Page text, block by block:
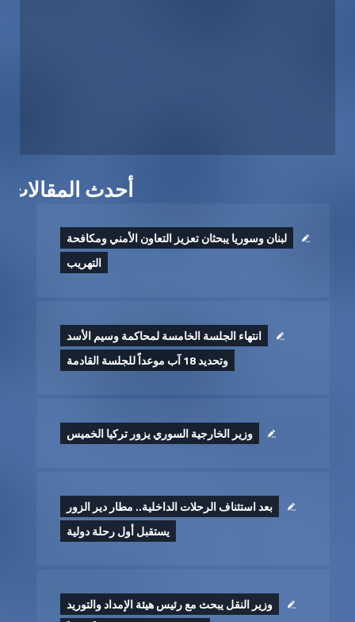
أحدث المقالات
لبنان وسوريا يبحثان تعزيز التعاون الأمني ومكافحة
التهريب
انتهاء الجلسة الخامسة لمحاكمة وسيم الأسد
وتحديد 18 آب موعداً للجلسة القادمة
وزير الخارجية السوري يزور تركيا الخميس
بعد استئناف الرحلات الداخلية.. مطار دير الزور
يستقبل أول رحلة دولية
وزير النقل يبحث مع رئيس هيئة الإمداد والتوريد